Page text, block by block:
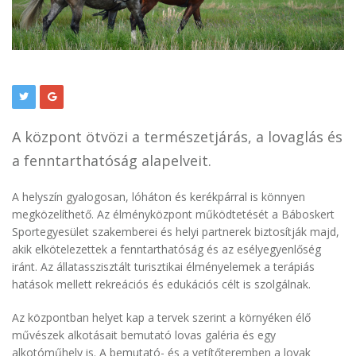
A központ ötvözi a természetjárás, a lovaglás és
a fenntarthatóság alapelveit.
A helyszín gyalogosan, lóháton és kerékpárral is könnyen
megközelíthető. Az élményközpont működtetését a Báboskert
Sportegyesület szakemberei és helyi partnerek biztosítják majd,
akik elkötelezettek a fenntarthatóság és az esélyegyenlőség
iránt. Az állatasszisztált turisztikai élményelemek a terápiás
hatások mellett rekreációs és edukációs célt is szolgálnak.
Az központban helyet kap a tervek szerint a környéken élő
művészek alkotásait bemutató lovas galéria és egy
alkotóműhely is. A bemutató- és a vetítőteremben a lovak